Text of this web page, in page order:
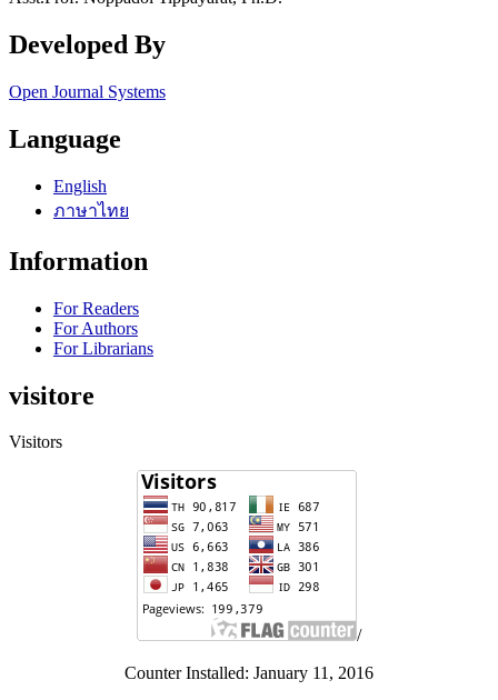
Developed By
Open Journal Systems
Language
English
ภาษาไทย
Information
For Readers
For Authors
For Librarians
visitore
Visitors
/
Counter Installed: January 11, 2016